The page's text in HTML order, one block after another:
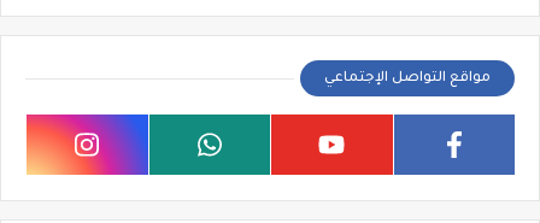
مواقع التواصل الإجتماعي